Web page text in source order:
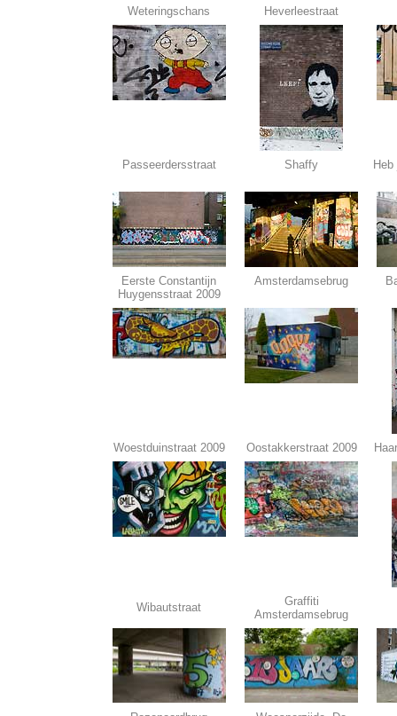
Weteringschans Heverleestraat
Passeerdersstraat Shaffy
Eerste Constantijn
Huygensstraat 2009
Amsterdamsebrug
Woestduinstraat 2009 Oostakkerstraat 2009
Wibautstraat
Graffiti
Amsterdamsebrug